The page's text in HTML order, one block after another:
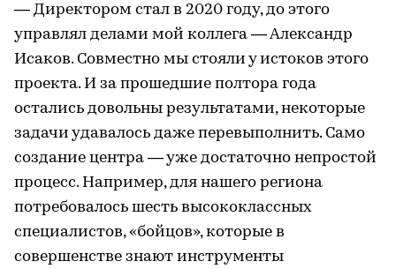
— Директором стал в 2020 году, до этого
управлял делами мой коллега — Александр
Исаков. Совместно мы стояли у истоков этого
проекта. И за прошедшие полтора года
остались довольны результатами, некоторые
задачи удавалось даже перевыполнить. Само
создание центра — уже достаточно непростой
процесс. Например, для нашего региона
потребовалось шесть высококлассных
специалистов, «бойцов», которые в
совершенстве знают инструменты